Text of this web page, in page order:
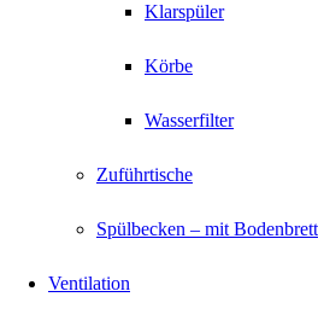
Klarspüler
Körbe
Wasserfilter
Zuführtische
Spülbecken – mit Bodenbrett
Ventilation